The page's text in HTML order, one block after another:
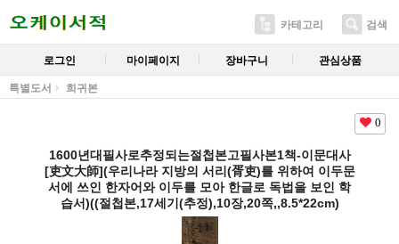
카테고리 검색
로그인 마이페이지 장바구니 관심상품
특별도서 희귀본
0
1600년대필사로추정되는절첩본고필사본1책-이문대사
[吏文大師](우리나라 지방의 서리(胥吏)를 위하여 이두문
서에 쓰인 한자어와 이두를 모아 한글로 독법을 보인 학
습서)((절첩본,17세기(추정),10장,20쪽,,8.5*22cm)